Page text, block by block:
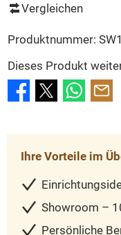
Vergleichen
Produktnummer:
Dieses Produkt
Ihre Vorteile im
Showroom –
Persönliche